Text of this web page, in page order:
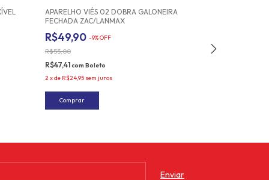
APARELHO VIÉS 02 DOBRA GALONEIRA
FECHADA ZAC/LANMAX
R$49,90 -9%OFF
R$55,00
R$47,41com Boleto
2xde R$24,95 sem juros
Comprar